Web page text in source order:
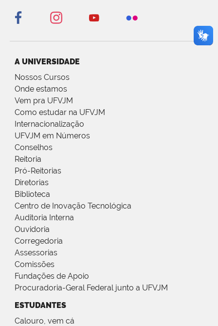
A UNIVERSIDADE
Nossos Cursos
Onde estamos
Vem pra UFVJM
Como estudar na UFVJM
Internacionalização
UFVJM em Números
Conselhos
Reitoria
Pró-Reitorias
Diretorias
Biblioteca
Centro de Inovação Tecnológica
Auditoria Interna
Ouvidoria
Corregedoria
Assessorias
Comissões
Fundações de Apoio
Procuradoria-Geral Federal junto a UFVJM
ESTUDANTES
Calouro, vem cá